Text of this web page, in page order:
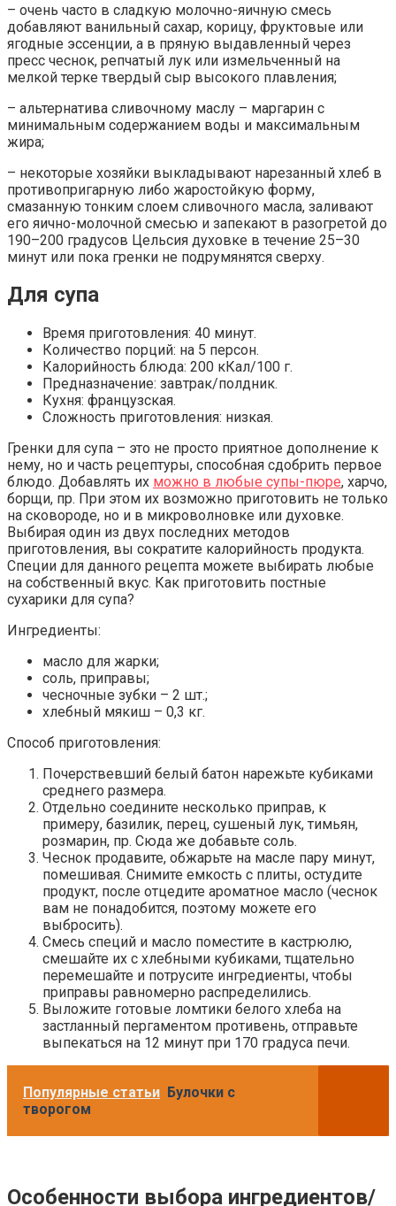
– очень часто в сладкую молочно-яичную смесь
добавляют ванильный сахар, корицу, фруктовые или
ягодные эссенции, а в пряную выдавленный через
пресс чеснок, репчатый лук или измельченный на
мелкой терке твердый сыр высокого плавления;
– альтернатива сливочному маслу – маргарин с
минимальным содержанием воды и максимальным
жира;
– некоторые хозяйки выкладывают нарезанный хлеб в
противопригарную либо жаростойкую форму,
смазанную тонким слоем сливочного масла, заливают
его яично-молочной смесью и запекают в разогретой до
190–200 градусов Цельсия духовке в течение 25–30
минут или пока гренки не подрумянятся сверху.
Для супа
Время приготовления: 40 минут.
Количество порций: на 5 персон.
Калорийность блюда: 200 кКал/100 г.
Предназначение: завтрак/полдник.
Кухня: французская.
Сложность приготовления: низкая.
Гренки для супа – это не просто приятное дополнение к
нему, но и часть рецептуры, способная сдобрить первое
блюдо. Добавлять их можно в любые супы-пюре, харчо,
борщи, пр. При этом их возможно приготовить не только
на сковороде, но и в микроволновке или духовке.
Выбирая один из двух последних методов
приготовления, вы сократите калорийность продукта.
Специи для данного рецепта можете выбирать любые
на собственный вкус. Как приготовить постные
сухарики для супа?
Ингредиенты:
масло для жарки;
соль, приправы;
чесночные зубки – 2 шт.;
хлебный мякиш – 0,3 кг.
Способ приготовления:
Почерствевший белый батон нарежьте кубиками
среднего размера.
Отдельно соедините несколько приправ, к
примеру, базилик, перец, сушеный лук, тимьян,
розмарин, пр. Сюда же добавьте соль.
Чеснок продавите, обжарьте на масле пару минут,
помешивая. Снимите емкость с плиты, остудите
продукт, после отцедите ароматное масло (чеснок
вам не понадобится, поэтому можете его
выбросить).
Смесь специй и масло поместите в кастрюлю,
смешайте их с хлебными кубиками, тщательно
перемешайте и потрусите ингредиенты, чтобы
приправы равномерно распределились.
Выложите готовые ломтики белого хлеба на
застланный пергаментом противень, отправьте
выпекаться на 12 минут при 170 градуса печи.
Популярные статьи Булочки с
творогом
Особенности выбора ингредиентов/